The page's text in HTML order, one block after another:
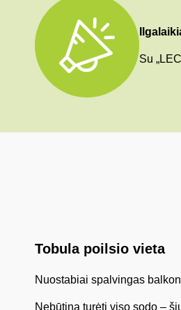
Su
Tobula poilsio vieta
Nuostabiai spalvingas
Nebūtina turėti viso sodo –